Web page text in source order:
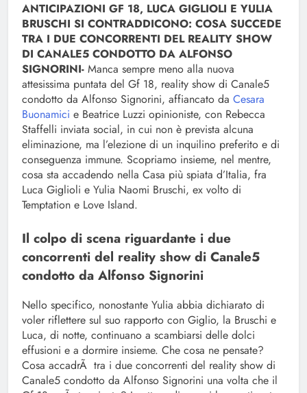
ANTICIPAZIONI GF 18, LUCA GIGLIOLI E YULIA
BRUSCHI SI CONTRADDICONO: COSA SUCCEDE
TRA I DUE CONCORRENTI DEL REALITY SHOW
DI CANALE5 CONDOTTO DA ALFONSO
SIGNORINI- Manca sempre meno alla nuova
attesissima puntata del Gf 18, reality show di Canale5
condotto da Alfonso Signorini, affiancato da Cesara
Buonamici e Beatrice Luzzi opinioniste, con Rebecca
Staffelli inviata social, in cui non è prevista alcuna
eliminazione, ma l’elezione di un inquilino preferito e di
conseguenza immune. Scopriamo insieme, nel mentre,
cosa sta accadendo nella Casa più spiata d’Italia, fra
Luca Giglioli e Yulia Naomi Bruschi, ex volto di
Temptation e Love Island.
Il colpo di scena riguardante i due
concorrenti del reality show di Canale5
condotto da Alfonso Signorini
Nello specifico, nonostante Yulia abbia dichiarato di
voler riflettere sul suo rapporto con Giglio, la Bruschi e
Luca, di notte, continuano a scambiarsi delle dolci
effusioni e a dormire insieme. Che cosa ne pensate?
Cosa accadrÃ tra i due concorrenti del reality show di
Canale5 condotto da Alfonso Signorini una volta che il